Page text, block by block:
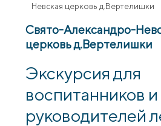
Невская церковь д.Вертелишки
Свято-Александро-
церковь д.Вертелишки
Экскурсия для
воспитанников и
руководителей